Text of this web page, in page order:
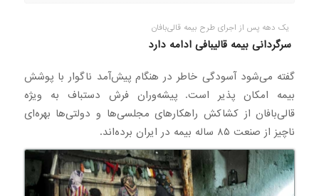
یک دهه پس از اجرای طرح بیمه قالی‌بافان
سرگردانی بیمه قالیبافی ادامه دارد
گفته می‌شود آسودگی خاطر در هنگام پیش‌آمد ناگوار با پوشش
بیمه امکان پذیر است. پیشه‌وران فرش دستباف به ویژه
قالی‌بافان از کشاکش راهکارهای مجلسی‌ها و دولتی‌ها بهره‌ای
ناچیز از صنعت ۸۵ ساله بیمه در ایران برده‌اند.